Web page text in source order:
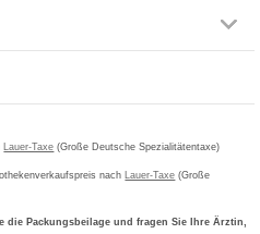
Lauer-Taxe (Große Deutsche Spezialitätentaxe)
nach Lauer-Taxe (Große
die Packungsbeilage und fragen Sie Ihre Ärztin,